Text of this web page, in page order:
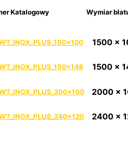
Katalogowy Wymiar
1500 x
1500 x
2000 x
2400 x